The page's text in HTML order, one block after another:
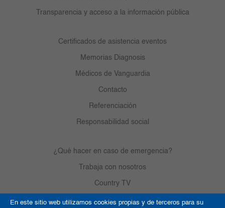
En este sitio web utilizamos cookies propias y de terceros para su
Transparencia y acceso a la información pública
Certificados de asistencia eventos
Memorias Diagnosis
Médicos de Vanguardia
Contacto
Referenciación
Responsabilidad social
¿Qué hacer en caso de emergencia?
Trabaja con nosotros
Country TV